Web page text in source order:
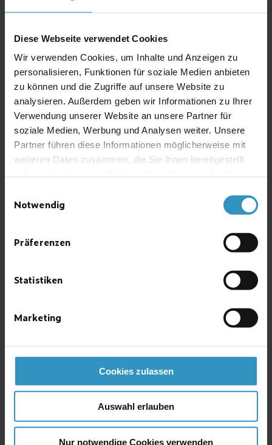
Diese Webseite verwendet Cookies
Wir verwenden Cookies, um Inhalte und Anzeigen zu
personalisieren, Funktionen für soziale Medien anbieten
zu können und die Zugriffe auf unsere Website zu
analysieren. Außerdem geben wir Informationen zu Ihrer
Verwendung unserer Website an unsere Partner für
soziale Medien, Werbung und Analysen weiter. Unsere
Partner führen diese Informationen möglicherweise mit
weiteren Daten zusammen, die Sie ihnen bereitgestellt
Notwendig
Präferenzen
Statistiken
Marketing
Cookies zulassen
Auswahl erlauben
Nur notwendige Cookies verwenden
Registradores, indicadores, contadores y
software
Análisis de gases biológico
Analizador multicanal de biogas, gases de vertedero y gases de
depuración; análisis infrarrojo de gases por compostaje.Más »